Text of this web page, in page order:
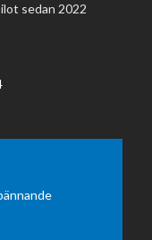
sedan 2022